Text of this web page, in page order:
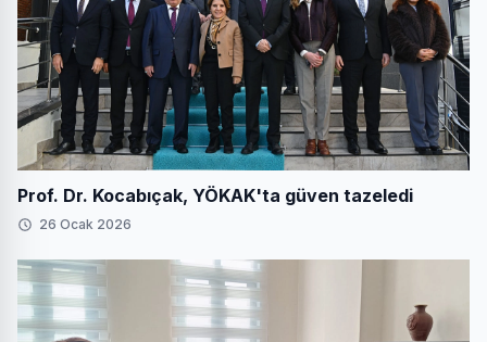
Prof. Dr. Kocabıçak, YÖKAK'ta güven tazeledi
26 Ocak 2026